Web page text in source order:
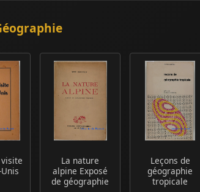
La nature
alpine Exposé
de géographie
Leçons de
géographie
tropicale